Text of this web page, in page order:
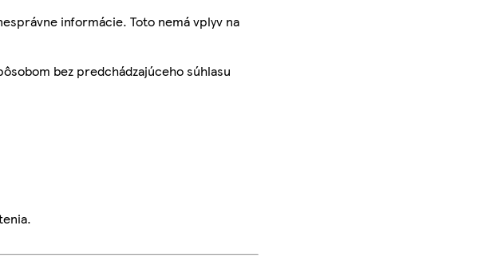
informácie. Toto nemá vplyv na
bez predchádzajúceho súhlasu